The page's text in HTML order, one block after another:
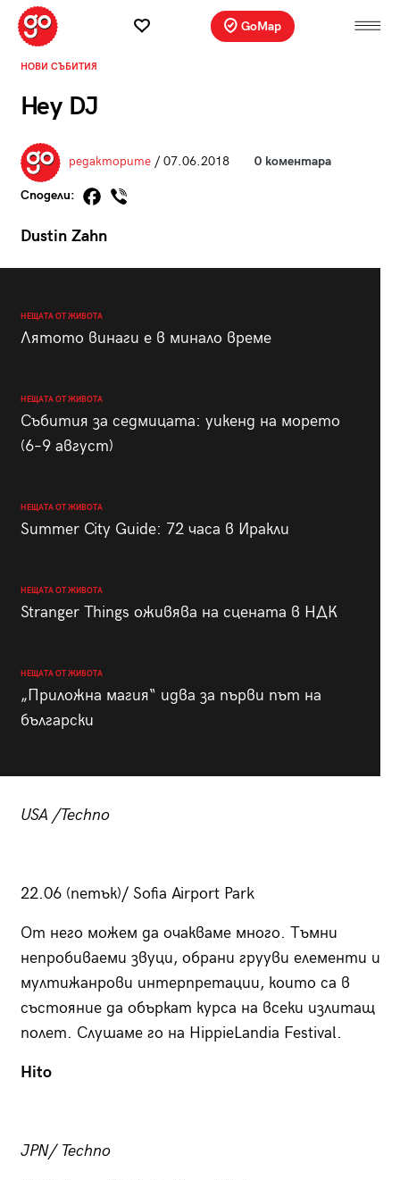
GoMap
НОВИ СЪБИТИЯ
Hey DJ
редакторите/ 07.06.2018 0 коментара
Сподели:
Dustin Zahn
НЕЩАТА ОТ ЖИВОТА
Лятото винаги е в минало време
НЕЩАТА ОТ ЖИВОТА
Събития за седмицата: уикенд на морето
(6–9 август)
НЕЩАТА ОТ ЖИВОТА
Summer City Guide: 72 часа в Иракли
НЕЩАТА ОТ ЖИВОТА
Stranger Things оживява на сцената в НДК
НЕЩАТА ОТ ЖИВОТА
„Приложна магия“ идва за първи път на
български
USA /Techno
22.06 (петък)/ Sofia Airport Park
От него можем да очакваме много. Тъмни
непробиваеми звуци, обрани грууви елементи и
мултижанрови интерпретации, които са в
състояние да объркат курса на всеки излитащ
полет. Слушаме го на HippieLandia Festival.
Hito
JPN/ Techno